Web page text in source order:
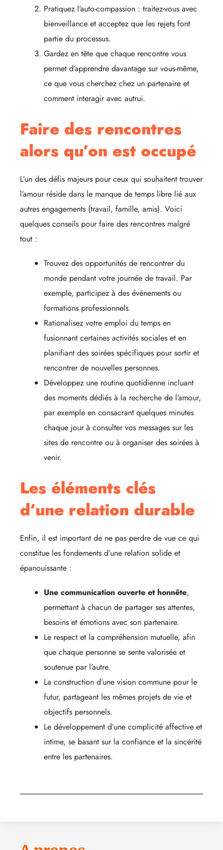
Pratiquez l’auto-compassion : traitez-vous avec
bienveillance et acceptez que les rejets font
partie du processus.
Gardez en tête que chaque rencontre vous
permet d’apprendre davantage sur vous-même,
ce que vous cherchez chez un partenaire et
comment interagir avec autrui.
Faire des rencontres
alors qu’on est occupé
L’un des défis majeurs pour ceux qui souhaitent trouver
l’amour réside dans le manque de temps libre lié aux
autres engagements (travail, famille, amis). Voici
quelques conseils pour faire des rencontres malgré
tout :
Trouvez des opportunités de rencontrer du
monde pendant votre journée de travail. Par
exemple, participez à des événements ou
formations professionnels.
Rationalisez votre emploi du temps en
fusionnant certaines activités sociales et en
planifiant des soirées spécifiques pour sortir et
rencontrer de nouvelles personnes.
Développez une routine quotidienne incluant
des moments dédiés à la recherche de l’amour,
par exemple en consacrant quelques minutes
chaque jour à consulter vos messages sur les
sites de rencontre ou à organiser des soirées à
venir.
Les éléments clés
d’une relation durable
Enfin, il est important de ne pas perdre de vue ce qui
constitue les fondements d’une relation solide et
épanouissante :
Une communication ouverte et honnête,
permettant à chacun de partager ses attentes,
besoins et émotions avec son partenaire.
Le respect et la compréhension mutuelle, afin
que chaque personne se sente valorisée et
soutenue par l’autre.
La construction d’une vision commune pour le
futur, partageant les mêmes projets de vie et
objectifs personnels.
Le développement d’une complicité affective et
intime, se basant sur la confiance et la sincérité
entre les partenaires.